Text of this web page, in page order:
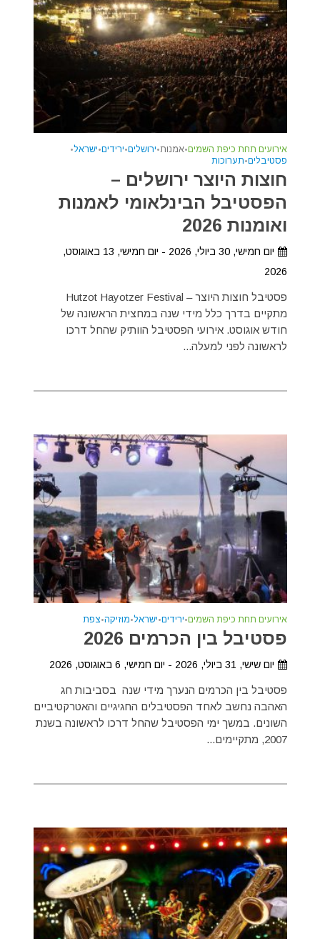
אירועים תחת כיפת השמים•אמנות•ירושלים•ירידים•ישראל•
פסטיבלים•תערוכות
חוצות היוצר ירושלים –
הפסטיבל הבינלאומי לאמנות
ואומנות 2026
יום חמישי, 30 ביולי, 2026 - יום חמישי, 13 באוגוסט,
2026
פסטיבל חוצות היוצר – Hutzot Hayotzer Festival
מתקיים בדרך כלל מידי שנה במחצית הראשונה של
חודש אוגוסט. אירועי הפסטיבל הוותיק שהחל דרכו
לראשונה לפני למעלה...
אירועים תחת כיפת השמים•ירידים•ישראל•מוזיקה•צפת
פסטיבל בין הכרמים 2026
יום שישי, 31 ביולי, 2026 - יום חמישי, 6 באוגוסט, 2026
פסטיבל בין הכרמים הנערך מידי שנה בסביבות חג
האהבה נחשב לאחד הפסטיבלים החגיגיים והאטרקטיביים
השונים. במשך ימי הפסטיבל שהחל דרכו לראשונה בשנת
2007, מתקיימים...